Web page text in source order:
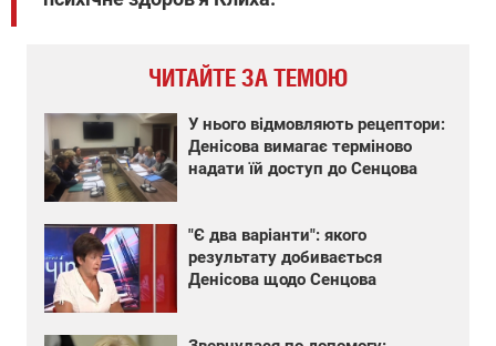
ЧИТАЙТЕ ЗА ТЕМОЮ
У нього відмовляють рецептори:
Денісова вимагає терміново
надати їй доступ до Сенцова
"Є два варіанти": якого
результату добивається
Денісова щодо Сенцова